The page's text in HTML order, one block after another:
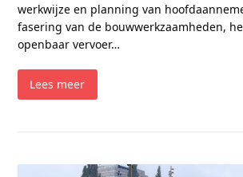
werkwijze en planning van
fasering van de bouwwerkzaamheden,
openbaar vervoer…
Lees meer